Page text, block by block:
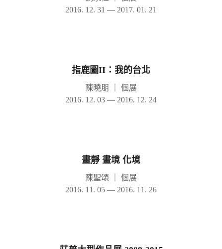
2016. 12. 31 — 2017. 01. 21
指鹿圖II：我的台北
陳曉朋
個展
2016. 12. 03 — 2016. 12. 24
畫靜 畫境 化境
陳聖頌
個展
2016. 11. 05 — 2016. 11. 26